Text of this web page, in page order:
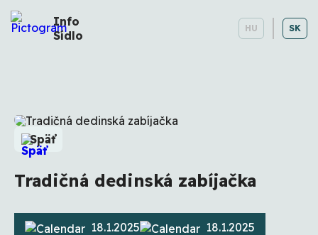
Info
Sídlo
HU SK
Späť
Tradičná dedinská zabíjačka
18.1.2025 18.1.2025